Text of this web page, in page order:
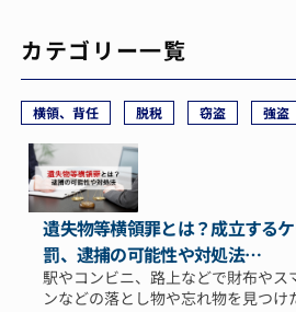
カテゴリー一覧
横領、背任 脱税 窃盗 強盗
遺失物等横領罪とは？成立する
罰、逮捕の可能性や対処法…
駅やコンビニ、路上などで財布やス
ンなどの落とし物や忘れ物を見つけ